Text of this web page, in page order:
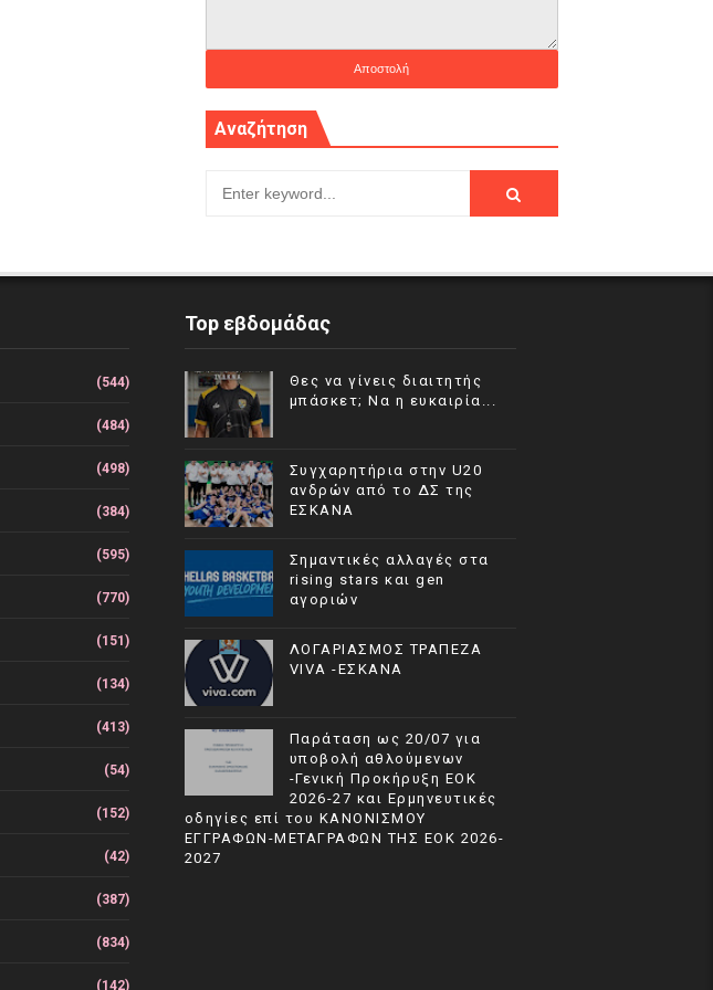
Αναζήτηση
(544)
(484)
(498)
(384)
(595)
(770)
(151)
(134)
(413)
(54)
(152)
(42)
(387)
(834)
(142)
Top εβδομάδας
Θες να γίνεις διαιτητής
μπάσκετ; Να η ευκαιρία...
Συγχαρητήρια στην U20
ανδρών από το ΔΣ της
ΕΣΚΑΝΑ
Σημαντικές αλλαγές στα
rising stars και gen
αγοριών
ΛΟΓΑΡΙΑΣΜΟΣ ΤΡΑΠΕΖΑ
VIVA -ΕΣΚΑΝΑ
Παράταση ως 20/07 για
υποβολή αθλούμενων
-Γενική Προκήρυξη ΕΟΚ
2026-27 και Ερμηνευτικές
οδηγίες επί του ΚΑΝΟΝΙΣΜΟΥ
ΕΓΓΡΑΦΩΝ-ΜΕΤΑΓΡΑΦΩΝ ΤΗΣ ΕΟΚ 2026-
2027